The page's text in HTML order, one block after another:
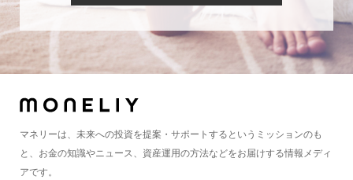
マネリーは、未来への投資を提案・サポートするというミッションのも
と、お金の知識やニュース、資産運用の方法などをお届けする情報メディ
アです。